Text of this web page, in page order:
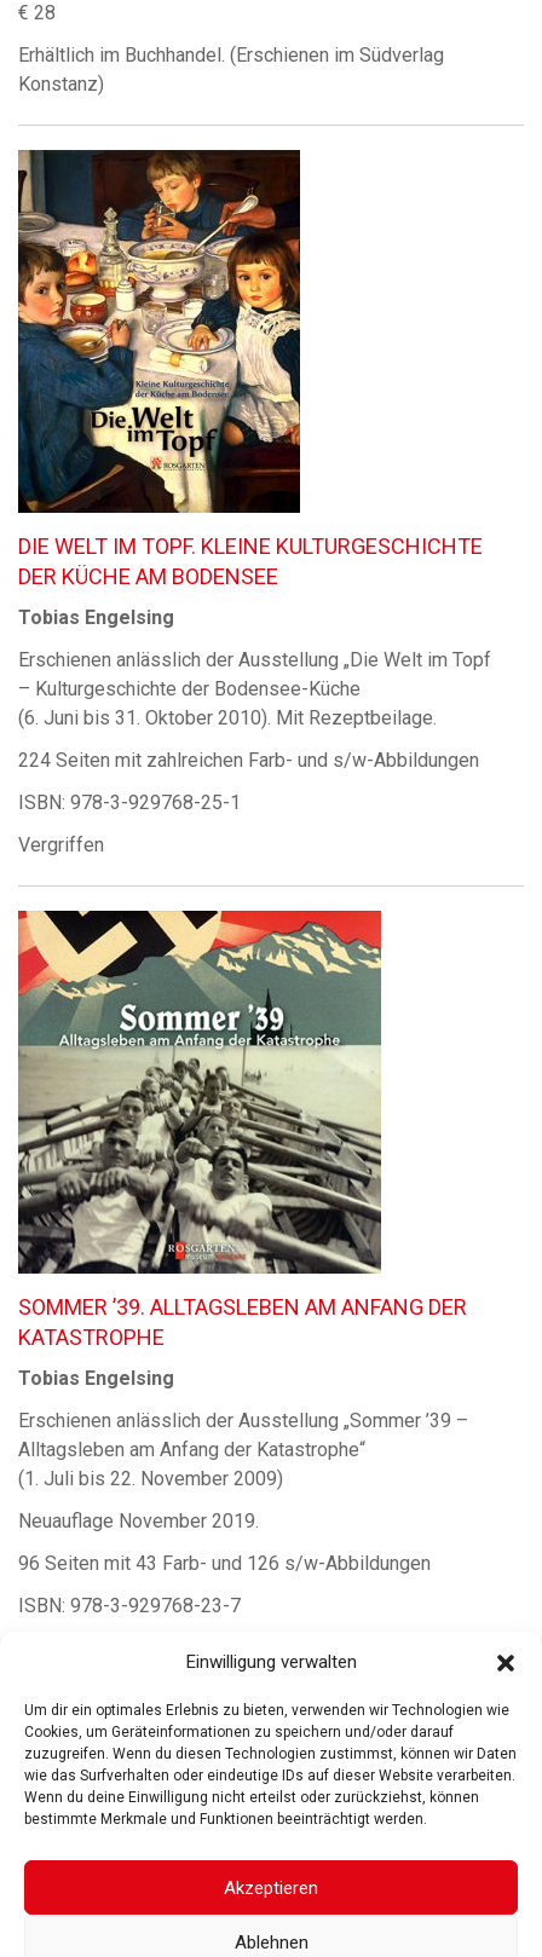
Einwilligung verwalten
Um dir ein optimales Erlebnis zu bieten, verwenden wir Technologien wie
Cookies, um Geräteinformationen zu speichern und/oder darauf
zuzugreifen. Wenn du diesen Technologien zustimmst, können wir Daten
wie das Surfverhalten oder eindeutige IDs auf dieser Website verarbeiten.
Wenn du deine Einwilligung nicht erteilst oder zurückziehst, können
bestimmte Merkmale und Funktionen beeinträchtigt werden.
Akzeptieren
Ablehnen
€ 28
Erhältlich im Buchhandel. (Erschienen im Südverlag
Konstanz)
DIE WELT IM TOPF. KLEINE KULTURGESCHICHTE
DER KÜCHE AM BODENSEE
Tobias Engelsing
Erschienen anlässlich der Ausstellung „Die Welt im Topf
– Kulturgeschichte der Bodensee-Küche
(6. Juni bis 31. Oktober 2010). Mit Rezeptbeilage.
224 Seiten mit zahlreichen Farb- und s/w-Abbildungen
ISBN: 978-3-929768-25-1
Vergriffen
SOMMER ’39. ALLTAGSLEBEN AM ANFANG DER
KATASTROPHE
Tobias Engelsing
Erschienen anlässlich der Ausstellung „Sommer ’39 –
Alltagsleben am Anfang der Katastrophe“
(1. Juli bis 22. November 2009)
Neuauflage November 2019.
96 Seiten mit 43 Farb- und 126 s/w-Abbildungen
ISBN: 978-3-929768-23-7
ROSGARTENMUSEUM KONSTANZ
ROSGARTENSTRASSE
Gesellschaft der Freunde des Rosgartenmuseums. Alle Rechte vorbehalten